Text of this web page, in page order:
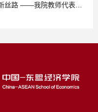
“一带一路”国际青年发展论坛 赋能中马命运共同体